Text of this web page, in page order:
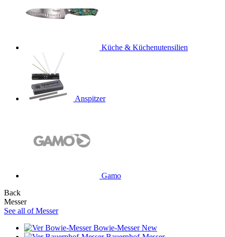
Küche & Küchenutensilien
Anspitzer
Gamo
Back
Messer
See all of Messer
Bowie-MesserNew